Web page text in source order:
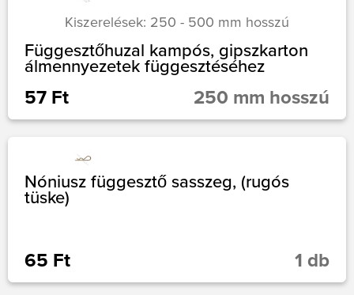
Kiszerelések: 250 - 500 mm hosszú
Függesztőhuzal kampós, gipszkarton
álmennyezetek függesztéséhez
57 Ft 250 mm hosszú
Nóniusz függesztő sasszeg, (rugós
tüske)
65 Ft 1 db